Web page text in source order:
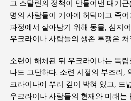
고 스탈린의 정책이 만들어낸 대기
명의 사람들이 기아에 허덕이고 죽
과정에서 살아남기 위해 동물, 심지
우크라이나 사람들의 생존 투쟁은
소련이 해체된 뒤 우크라이나는 독
나도 고단하다. 소련 시절의 부조리,
크라이나에 뿌리 깊이 박혀 있고, 드
우크라이나 사람들의 현재와 미래는